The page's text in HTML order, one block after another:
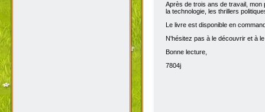
Après de trois ans de travail,
la technologie, les thrillers
Le livre est disponible en
N'hésitez pas à le découvrir et à
Bonne lecture,
7804j